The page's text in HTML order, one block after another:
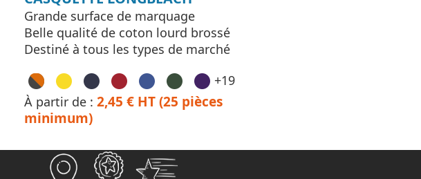
Grande surface de marquage
Belle qualité de coton lourd brossé
Destiné à tous les types de marché
+19
À partir de : 2,45 € HT (25 pièces
minimum)